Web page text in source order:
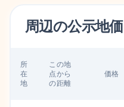
周辺の公示地価
所
在
地
この地
点から
の距離
価格